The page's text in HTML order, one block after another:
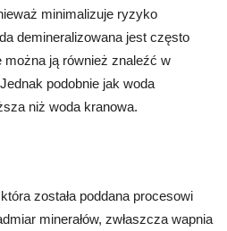
minimalizuje ryzyko
demineralizowana jest często
ją również znaleźć w
podobnie jak woda
niż woda kranowa.
została poddana procesowi
minerałów, zwłaszcza wapnia